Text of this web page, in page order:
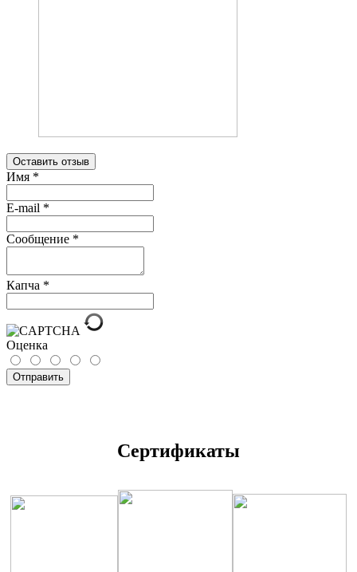
Оставить отзыв
Имя *
E-mail *
Сообщение *
Капча *
Оценка
Отправить
Сертификаты